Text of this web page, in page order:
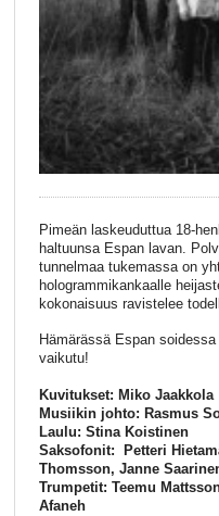
Pimeän laskeuduttua 18-
haltuunsa Espan lavan.
tunnelmaa tukemassa on
hologrammikankaalle
kokonaisuus ravistelee
Hämärässä Espan
vaikutu!
Kuvitukset: Miko Jaakkola
Musiikin johto: Rasmus
Laulu: Stina Koistinen
Saksofonit: Petteri
Thomsson, Janne
Trumpetit: Teemu
Afaneh